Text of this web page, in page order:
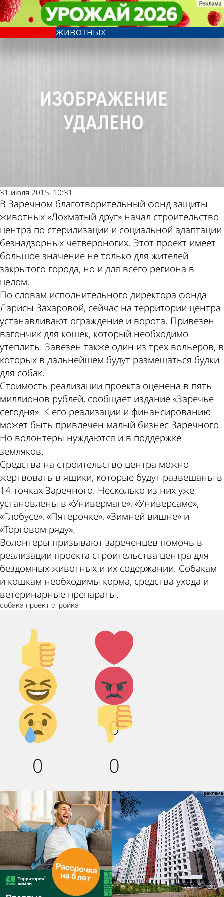
В Заречном началось
строительство центра адаптации
животных
Общество
31 июля 2015, 10:31
В Заречном благотворительный фонд защиты
животных «Лохматый друг» начал строительство
центра по стерилизации и социальной адаптации
безнадзорных четвероногих. Этот проект имеет
большое значение не только для жителей
закрытого города, но и для всего региона в
целом.
По словам исполнительного директора фонда
Ларисы Захаровой, сейчас на территории центра
устанавливают ограждение и ворота. Привезен
вагончик для кошек, который необходимо
утеплить. Завезен также один из трех вольеров, в
которых в дальнейшем будут размещаться будки
для собак.
Стоимость реализации проекта оценена в пять
миллионов рублей, сообщает издание «Заречье
сегодня». К его реализации и финансированию
может быть привлечен малый бизнес Заречного.
Но волонтеры нуждаются и в поддержке
земляков.
Средства на строительство центра можно
жертвовать в ящики, которые будут развешаны в
14 точках Заречного. Несколько из них уже
установлены в «Универмаге», «Универсаме»,
«Глобусе», «Пятерочке», «Зимней вишне» и
«Торговом ряду».
Волонтеры призывают зареченцев помочь в
реализации проекта строительства центра для
бездомных животных и их содержании. Собакам
и кошкам необходимы корма, средства ухода и
ветеринарные препараты.
собака проект стройка
Палец
вверх!
0
Лайк!
0
Дикий
смех!
0
Агрессия!
0
Грусть :(
0
Палец
вниз!
0
В Заречном началось
строительство центра адаптации
животных
Общество
Другие новости
по теме
Погода и курсы
валют в Пензе